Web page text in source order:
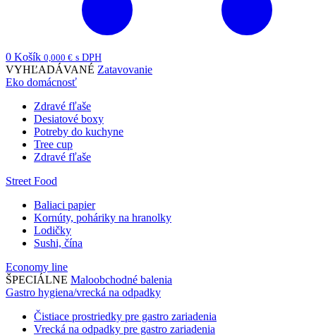
0 Košík 0,000 € s DPH
VYHĽADÁVANÉ Zatavovanie
Eko domácnosť
Zdravé fľaše
Desiatové boxy
Potreby do kuchyne
Tree cup
Zdravé fľaše
Street Food
Baliaci papier
Kornúty, poháriky na hranolky
Lodičky
Sushi, čína
Economy line
ŠPECIÁLNE Maloobchodné balenia
Gastro hygiena/vrecká na odpadky
Čistiace prostriedky pre gastro zariadenia
Vrecká na odpadky pre gastro zariadenia